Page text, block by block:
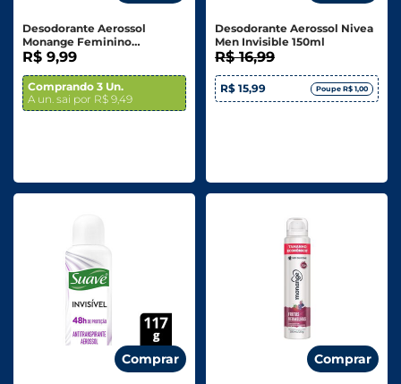
Desodorante Aerossol
Monange Feminino
Hidratação Intensiva 150ml
R$ 9,99
Comprando 3 Un.
A un. sai por R$ 9,49
Desodorante Aerossol Nivea
Men Invisible 150ml
R$ 16,99
R$ 15,99 Poupe R$ 1,00
Comprar Comprar